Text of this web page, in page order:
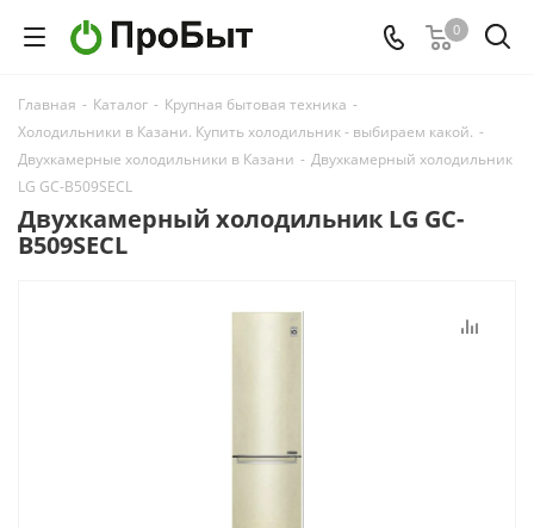
0
Главная - Каталог - Крупная бытовая техника -
Холодильники в Казани. Купить холодильник - выбираем какой. -
Двухкамерные холодильники в Казани - Двухкамерный холодильник
LG GC-B509SECL
Двухкамерный холодильник LG GC-
B509SECL